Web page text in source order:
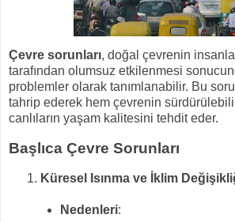
Çevre sorunları, doğal çevrenin
tarafından olumsuz etkilenmesi
problemler olarak tanımlanabilir. Bu
tahrip ederek hem çevrenin
canlıların yaşam kalitesini tehdit eder.
Başlıca Çevre Sorunları
Küresel Isınma ve İklim
Nedenleri: